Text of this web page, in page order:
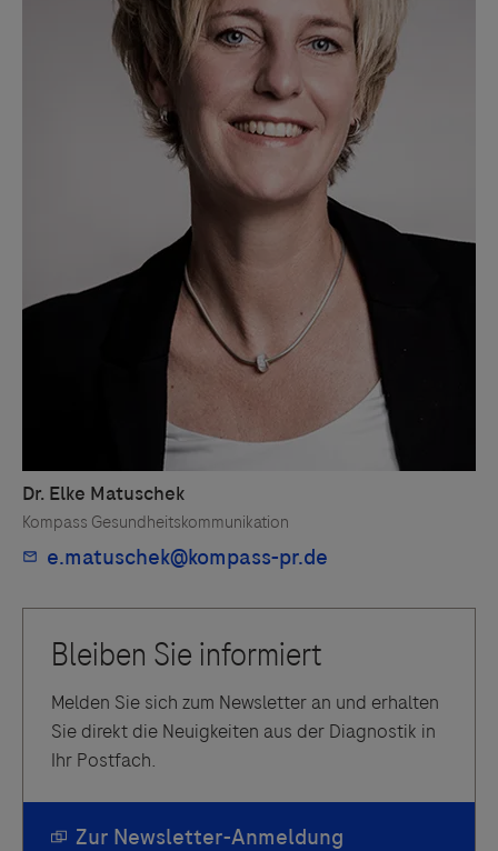
Melden Sie sich zum Newsletter an und erhalten
Sie direkt die Neuigkeiten aus der Diagnostik in
Ihr Postfach.